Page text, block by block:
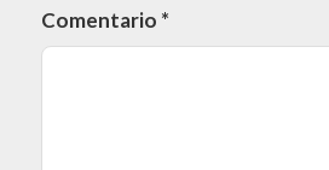
Comentario *